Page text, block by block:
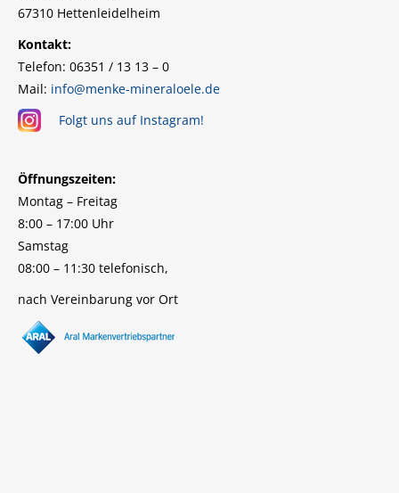
67310 Hettenleidelheim
Kontakt:
Telefon: 06351 / 13 13 – 0
Mail: info@menke-mineraloele.de
Folgt uns auf Instagram!
Öffnungszeiten:
Montag – Freitag
8:00 – 17:00 Uhr
Samstag
08:00 – 11:30 telefonisch,
nach Vereinbarung vor Ort